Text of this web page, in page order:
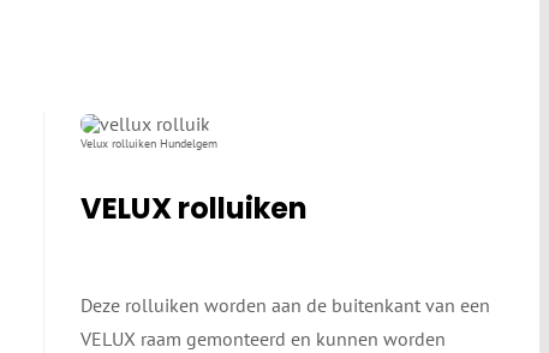
Velux rolluiken Hundelgem
VELUX rolluiken
Deze rolluiken worden aan de buitenkant van een
VELUX raam gemonteerd en kunnen worden